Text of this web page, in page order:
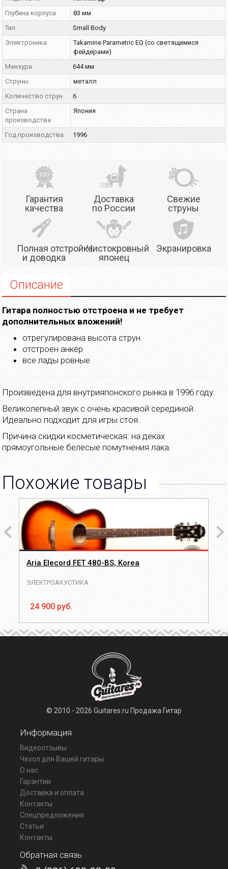
Глубина корпуса
83 мм
Тип
Small Body
Электроника
Takamine Parametric EQ (со светящимися
фейдерами)
Мензура
644 мм
Струны
металл
Количество струн
6
Страна
производства
Япония
Год производства 1996
Гарантия
качества
Доставка
по России
Свежие
струны
Полная отстройка
и доводка
Чистокровный
японец
Экранировка
Описание
Гитара полностью отстроена и не требует
дополнительных вложений!
отрегулирована высота струн
отстроен анкер
все лады ровные
Произведена для внутрияпонского рынка в 1996 году.
Великолепный звук с очень красивой серединой.
Идеально подходит для игры стоя.
Причина скидки косметическая: на деках
прямоугольные белесые помутнения лака.
Похожие товары
Aria Elecord FET 480-BS, Korea
ЭЛЕКТРОАКУСТИКА
24 900 руб.
© 2010 - 2026 Guitares.ru Продажа Гитар
Информация
Видеоотзывы
Чехол для Вашей гитары
О нас
Гарантии
Доставка и оплата
Контакты
Спецпредложения
Статьи
Контакты
Обратная связь